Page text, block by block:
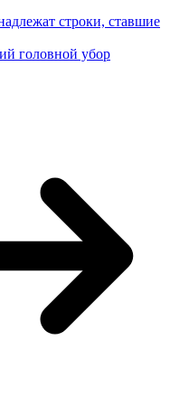
строки, ставшие
головной убор